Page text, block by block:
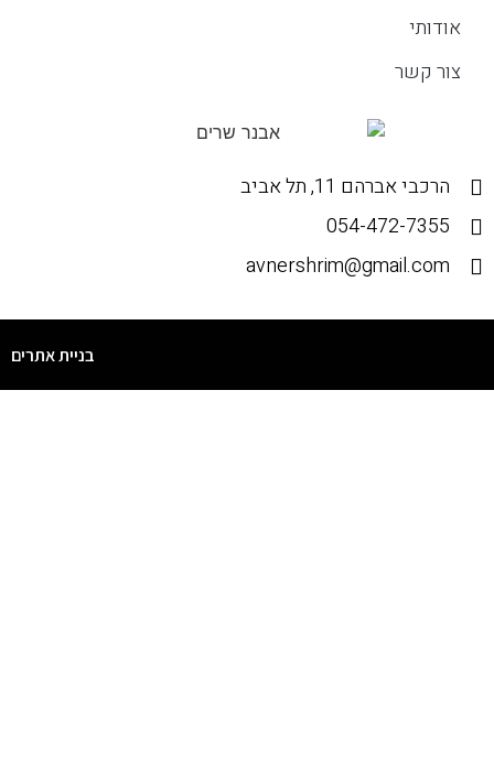
אודותי
צור קשר
הרכבי אברהם 11, תל אביב
054-472-7355
avnershrim@gmail.com
בניית אתרים